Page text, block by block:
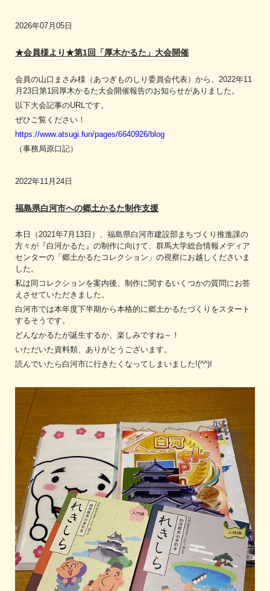
2026年07月05日
★会員様より★第1回「厚木かるた」大会開催
会員の山口まさみ様（あつぎものしり委員会代表）から、2022年11
月23日第1回厚木かるた大会開催報告のお知らせがありました。
以下大会記事のURLです。
ぜひご覧ください！
https://www.atsugi.fun/pages/6640926/blog
（事務局原口記）
2022年11月24日
福島県白河市への郷土かるた制作支援
本日（2021年7月13日）、福島県白河市建設部まちづくり推進課の
方々が『白河かるた』の制作に向けて、群馬大学総合情報メディア
センターの「郷土かるたコレクション」の視察にお越しくださいま
した。
私は同コレクションを案内後、制作に関するいくつかの質問にお答
えさせていただきました。
白河市では本年度下半期から本格的に郷土かるたづくりをスタート
するそうです。
どんなかるたが誕生するか、楽しみですね～！
いただいた資料類、ありがとうございます。
読んでいたら白河市に行きたくなってしまいました!(^^)!